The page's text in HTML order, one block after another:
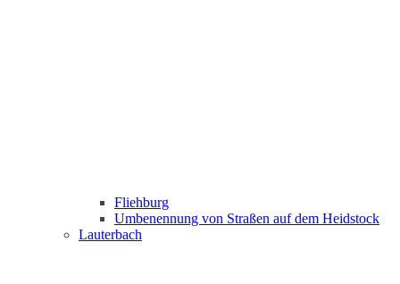
Fliehburg
Umbenennung von Straßen auf dem Heidstock
Lauterbach